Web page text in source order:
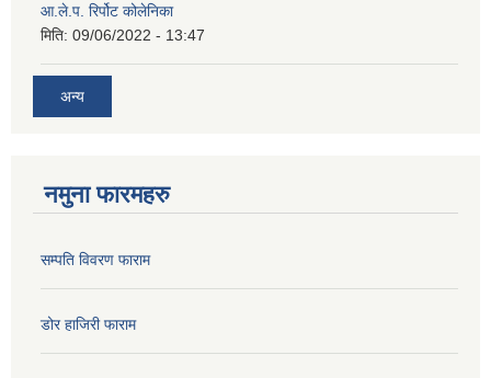
आ.ले.प. रिर्पोट कोलेनिका
मिति: 09/06/2022 - 13:47
अन्य
नमुना फारमहरु
सम्पति विवरण फाराम
डोर हाजिरी फाराम